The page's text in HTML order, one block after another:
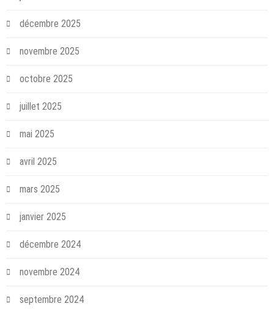
décembre 2025
novembre 2025
octobre 2025
juillet 2025
mai 2025
avril 2025
mars 2025
janvier 2025
décembre 2024
novembre 2024
septembre 2024